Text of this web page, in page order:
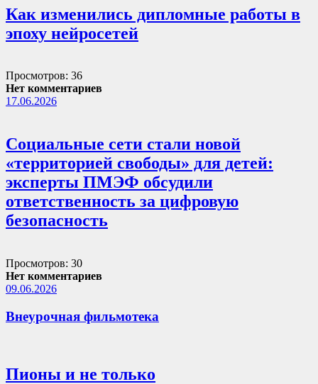
Как изменились дипломные работы в
эпоху нейросетей
Просмотров: 36
Нет комментариев
17.06.2026
Социальные сети стали новой
«территорией свободы» для детей:
эксперты ПМЭФ обсудили
ответственность за цифровую
безопасность
Просмотров: 30
Нет комментариев
09.06.2026
Внеурочная фильмотека
Пионы и не только